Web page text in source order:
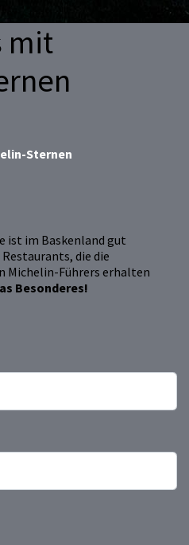
mit
Sternen
ist im Baskenland gut
die die
Michelin-Führers erhalten
Besonderes!